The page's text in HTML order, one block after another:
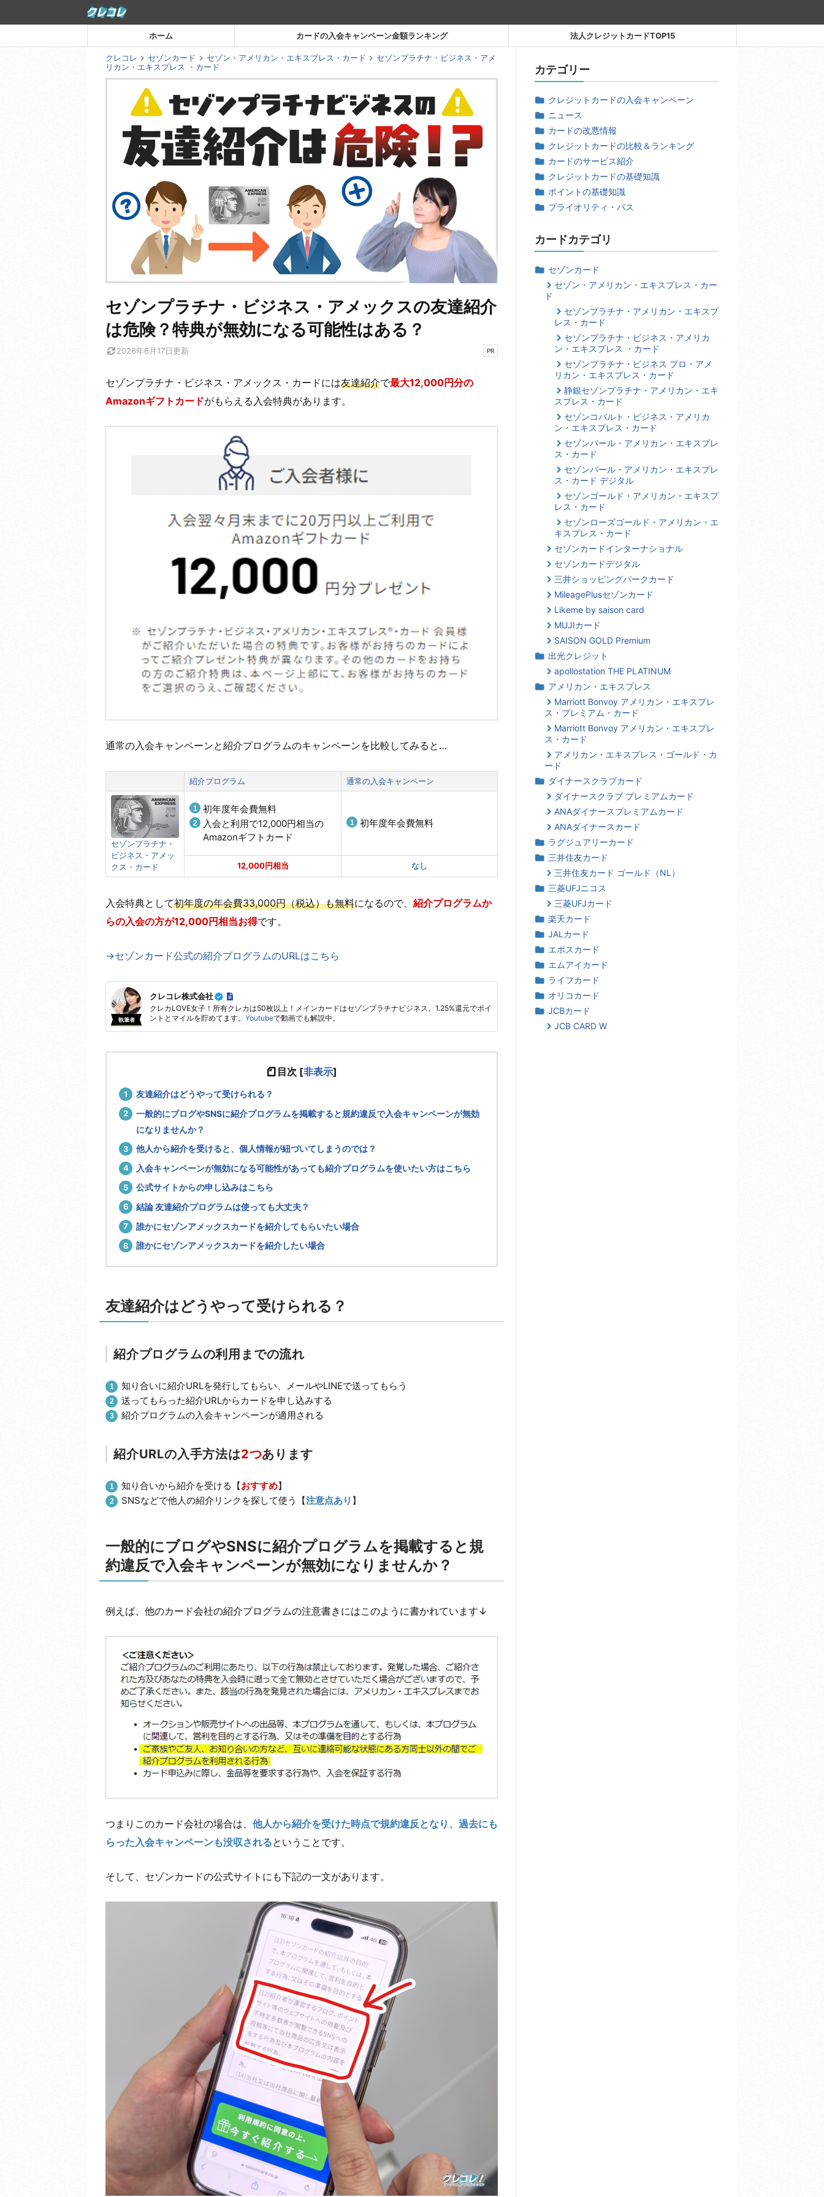
ン
ホーム カードの入会キャンペーン金額ランキング 法人クレジットカードTOP15
クレコレ セゾンカード セゾン・アメリカン・エキスプレス・カード
セゾンプラチナ・ビジネス・アメ
リカン・エキスプレス ・カード
セゾンプラチナ・ビジネス・アメックスの友達紹介
は危険？特典が無効になる可能性はある？
2026年6月17日更新 PR
セゾンプラチナ・ビジネス・アメックス・カードには友達紹介で最大12,000円分の
Amazonギフトカードがもらえる入会特典があります。
通常の入会キャンペーンと紹介プログラムのキャンペーンを比較してみると…
紹介プログラム 通常の入会キャンペーン
セゾンプラチナ・
ビジネス・アメッ
クス・カード
初年度年会費無料
入会と利用で12,000円相当の
Amazonギフトカード
初年度年会費無料
12,000円相当 なし
入会特典として初年度の年会費33,000円（税込）も無料になるので、 紹介プログラムか
らの入会の方が12,000円相当お得です。
→セゾンカード公式の紹介プログラムのURLはこちら
執筆者
クレコレ株式会社
クレカLOVE女子！所有クレカは50枚以上！メインカードはセゾンプラチナビジネス。1.25%還元でポイ
ントとマイルを貯めてます。 Youtubeで動画でも解説中。
目次 [非表示]
友達紹介はどうやって受けられる？
一般的にブログやSNSに紹介プログラムを掲載すると規約違反で入会キャンペーンが無効
になりませんか？
他人から紹介を受けると、個人情報が紐づいてしまうのでは？
入会キャンペーンが無効になる可能性があっても紹介プログラムを使いたい方はこちら
公式サイトからの申し込みはこちら
結論 友達紹介プログラムは使っても大丈夫？
誰かにセゾンアメックスカードを紹介してもらいたい場合
誰かにセゾンアメックスカードを紹介したい場合
友達紹介はどうやって受けられる？
紹介プログラムの利用までの流れ
知り合いに紹介URLを発行してもらい、メールやLINEで送ってもらう
送ってもらった紹介URLからカードを申し込みする
紹介プログラムの入会キャンペーンが適用される
紹介URLの入手方法は2つあります
知り合いから紹介を受ける【おすすめ】
SNSなどで他人の紹介リンクを探して使う【注意点あり 】
一般的にブログやSNSに紹介プログラムを掲載すると規
約違反で入会キャンペーンが無効になりませんか？
例えば、他のカード会社の紹介プログラムの注意書きにはこのように書かれています↓
つまりこのカード会社の場合は、 他人から紹介を受けた時点で規約違反となり、過去にも
らった入会キャンペーンも没収されるということです。
そして、セゾンカードの公式サイトにも下記の一文があります。
カテゴリー
クレジットカードの入会キャンペーン
ニュース
カードの改悪情報
クレジットカードの比較＆ランキング
カードのサービス紹介
クレジットカードの基礎知識
ポイントの基礎知識
プライオリティ・パス
カードカテゴリ
セゾンカード
セゾン・アメリカン・エキスプレス・カー
ド
セゾンプラチナ・アメリカン・エキスプ
レス・カード
セゾンプラチナ・ビジネス・アメリカ
ン・エキスプレス ・カード
セゾンプラチナ・ビジネス プロ・アメ
リカン・エキスプレス・カード
静銀セゾンプラチナ・アメリカン・エキ
スプレス・カード
セゾンコバルト・ビジネス・アメリカ
ン・エキスプレス・カード
セゾンパール・アメリカン・エキスプレ
ス・カード
セゾンパール・アメリカン・エキスプレ
ス・カード デジタル
セゾンゴールド・アメリカン・エキスプ
レス・カード
セゾンローズゴールド・アメリカン・エ
キスプレス・カード
セゾンカードインターナショナル
セゾンカードデジタル
三井ショッピングパークカード
MileagePlusセゾンカード
Likeme by saison card
MUJIカード
SAISON GOLD Premium
出光クレジット
apollostation THE PLATINUM
アメリカン・エキスプレス
Marriott Bonvoy アメリカン・エキスプレ
ス・プレミアム・カード
Marriott Bonvoy アメリカン・エキスプレ
ス・カード
アメリカン・エキスプレス・ゴールド・カ
ード
ダイナースクラブカード
ダイナースクラブ プレミアムカード
ANAダイナースプレミアムカード
ANAダイナースカード
ラグジュアリーカード
三井住友カード
三井住友カード ゴールド（NL）
三菱UFJニコス
三菱UFJカード
楽天カード
JALカード
エポスカード
エムアイカード
ライフカード
オリコカード
JCBカード
JCB CARD W